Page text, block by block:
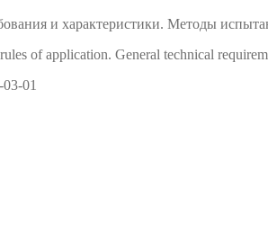
и характеристики. Методы
of application. General technical
01